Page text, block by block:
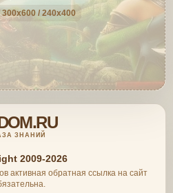
300x600 / 240x400
ЗНАНИЙ
2009-2026
активная обратная ссылка на сайт